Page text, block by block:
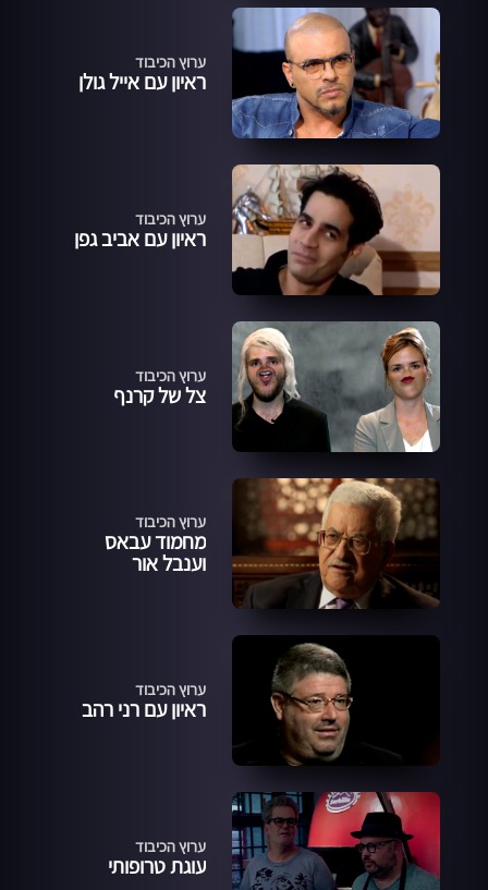
ערוץ הכיבוד
ראיון עם אייל גולן
ערוץ הכיבוד
ראיון עם אביב גפן
ערוץ הכיבוד
צל של קרנף
ערוץ הכיבוד
מחמוד עבאס
וענבל אור
ערוץ הכיבוד
ראיון עם רני רהב
ערוץ הכיבוד
עוגת טרופותי